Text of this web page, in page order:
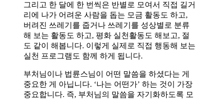
그리고 한 달에 한 번씩은 반별로 모여서 직접 길거
리에 나가 어려운 사람을 돕는 모금 활동도 하고,
버려진 쓰레기를 줍거나 쓰레기를 성상별로 분류
해 보는 활동도 하고, 평화 실천활동도 해보고, 절
도 같이 해봅니다. 이렇게 실제로 직접 행동해 보는
실천 프로그램도 함께 하게 됩니다.
부처님이나 법륜스님이 어떤 말씀을 하셨다는 게
중요한 게 아닙니다. ‘나는 어떤가’ 하는 것이 가장
중요합니다. 즉, 부처님의 말씀을 자기화하도록 모